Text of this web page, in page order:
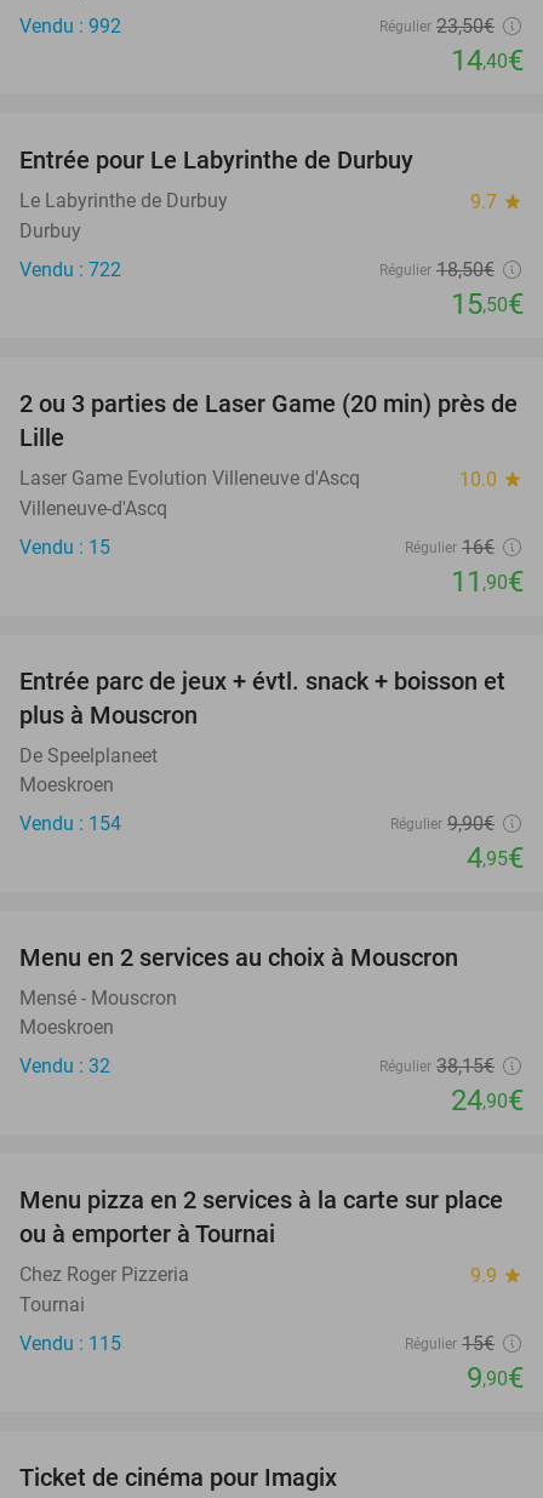
Vendu : 992
Régulier 23,50€
14,40€
Entrée pour Le Labyrinthe de Durbuy
Le Labyrinthe de Durbuy 9.7 star
Durbuy
Vendu : 722
Régulier 18,50€
15,50€
26%
2 ou 3 parties de Laser Game (20 min) près de
Lille
Laser Game Evolution Villeneuve d'Ascq 10.0 star
Villeneuve-d'Ascq
Vendu : 15
Régulier 16€
11 ,90€
50%
Entrée parc de jeux + évtl. snack + boisson et
plus à Mouscron
De Speelplaneet
Moeskroen
Vendu : 154
Régulier 9,90€
4,95€
Menu en 2 services au choix à Mouscron
Mensé - Mouscron
Moeskroen
Vendu : 32
Régulier 38,15€
24,90€
34%
Menu pizza en 2 services à la carte sur place
ou à emporter à Tournai
Chez Roger Pizzeria 9.9 star
Tournai
Vendu : 115
Régulier 15€
9,90€
Ticket de cinéma pour Imagix